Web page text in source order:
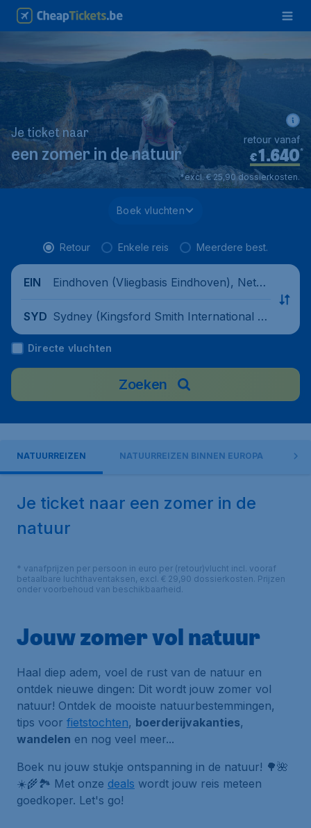
Je ticket naar
een zomer in de natuur €1.640*
retour vanaf
*excl. € 25,90 dossierkosten.
Boek vluchten
Retour Enkele reis Meerdere best.
EIN
Eindhoven (Vliegbasis Eindhoven), Nethe
SYD Sydney (Kingsford Smith International Ai
rport), Australia
Directe vluchten
Zoeken
NATUURREIZEN NATUURREIZEN BINNEN EUROPA
Je ticket naar een zomer in de
natuur
* vanafprijzen per persoon in euro per (retour)vlucht incl. vooraf
betaalbare luchthaventaksen, excl. € 29,90 dossierkosten. Prijzen
onder voorbehoud van beschikbaarheid.
Jouw zomer vol natuur
Haal diep adem, voel de rust van de natuur en
ontdek nieuwe dingen: Dit wordt jouw zomer vol
natuur! Ontdek de mooiste natuurbestemmingen,
tips voor fietstochten, boerderijvakanties,
wandelen en nog veel meer...
Boek nu jouw stukje ontspanning in de natuur! 🌳🌺
☀️🌾🏞️ Met onze deals wordt jouw reis meteen
goedkoper. Let's go!